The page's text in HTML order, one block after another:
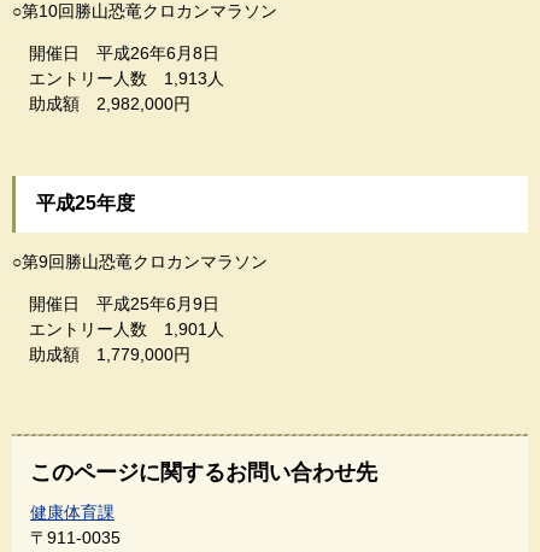
○第10回勝山恐竜クロカンマラソン
開催日 平成26年6月8日
エントリー人数 1,913人
助成額 2,982,000円
平成25年度
○第9回勝山恐竜クロカンマラソン
開催日 平成25年6月9日
エントリー人数 1,901人
助成額 1,779,000円
このページに関するお問い合わせ先
健康体育課
〒911-0035